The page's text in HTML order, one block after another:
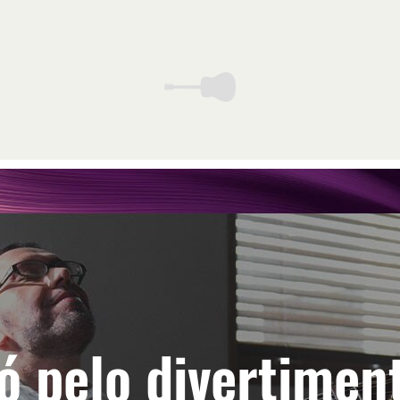
pelo